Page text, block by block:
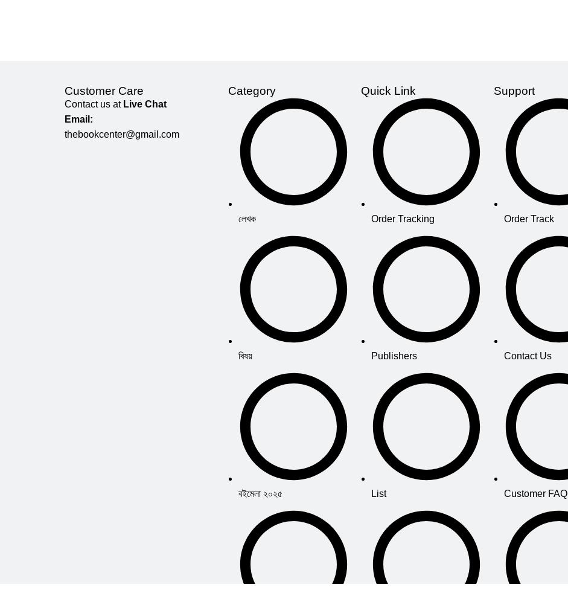
Customer Care
Contact us at Live Chat
Email:
thebookcenter@gmail.com
Category
লেখক
বিষয়
বইমেলা ২০২৫
Quick Link
Order Tracking
Publishers
List
Support
Order Track
Contact Us
Customer FAQ